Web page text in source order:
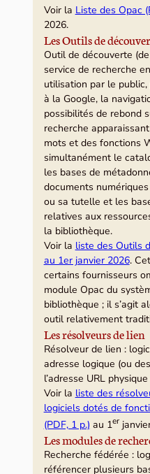
Voir la Liste des Opac
2026.
Les Outils de
Outil de découverte (de
service de recherche
utilisation par le
à la Google, la
possibilités de rebond
recherche
mots et des fonctions
simultanément le
les bases de
documents
ou sa tutelle et les
relatives aux
la bibliothèque.
Voir la liste des Outils
au 1er janvier 2026.
certains fournisseurs
module Opac du
bibliothèque ; il s’agit
outil relativement
Les résolveurs de lien
Résolveur de lien :
adresse logique (ou
l’adresse URL
Voir la liste des
logiciels dotés de
(PDF, 1 p.) au 1er
Les modules de
Recherche fédérée :
référencer plusieurs